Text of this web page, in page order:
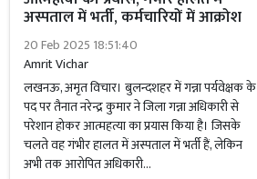
अस्पताल में भर्ती, कर्मचारियों में आक्रोश
20 Feb 2025 18:51:40
Amrit Vichar
लखनऊ, अमृत विचार। बुलन्दशहर में गन्ना पर्यवेक्षक के
पद पर तैनात नरेन्द्र कुमार ने जिला गन्ना अधिकारी से
परेशान होकर आत्महत्या का प्रयास किया है। जिसके
चलते वह गंभीर हालत में अस्पताल में भर्ती हैं, लेकिन
अभी तक आरोपित अधिकारी...